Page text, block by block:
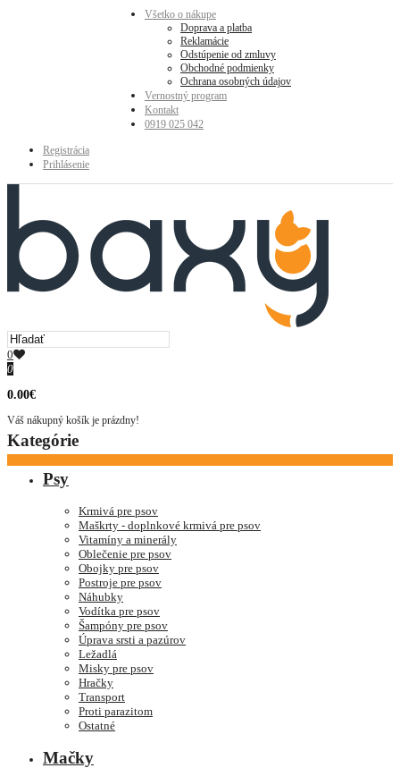
Všetko o nákupe
Doprava a platba
Reklamácie
Odstúpenie od zmluvy
Obchodné podmienky
Ochrana osobných údajov
Vernostný program
Kontakt
0919 025 042
Registrácia
Prihlásenie
0
0
0.00€
Váš nákupný košík je prázdny!
Kategórie
Psy
Krmivá pre psov
Maškrty - doplnkové krmivá pre psov
Vitamíny a minerály
Oblečenie pre psov
Obojky pre psov
Postroje pre psov
Náhubky
Vodítka pre psov
Šampóny pre psov
Úprava srsti a pazúrov
Ležadlá
Misky pre psov
Hračky
Transport
Proti parazitom
Ostatné
Mačky